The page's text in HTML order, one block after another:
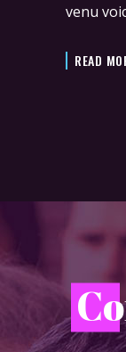
venu
READ
C